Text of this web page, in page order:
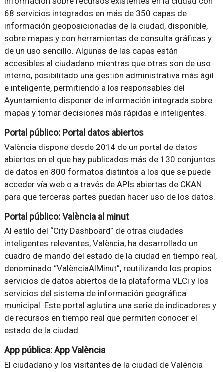
68 servicios integrados en más de 350 capas de
información geoposicionadas de la ciudad, disponible,
sobre mapas y con herramientas de consulta gráficas y
de un uso sencillo. Algunas de las capas están
accesibles al ciudadano mientras que otras son de uso
interno, posibilitado una gestión administrativa más ágil
e inteligente, permitiendo a los responsables del
Ayuntamiento disponer de información integrada sobre
mapas y tomar decisiones más rápidas e inteligentes.
Portal público: Portal datos abiertos
València dispone desde 2014 de un portal de datos
abiertos en el que hay publicados más de 130 conjuntos
de datos en 800 formatos distintos a los que se puede
acceder vía web o a través de APIs abiertas de CKAN
para que terceras partes puedan hacer uso de los datos.
Portal público: València al minut
Al estilo del “City Dashboard” de otras ciudades
inteligentes relevantes, València, ha desarrollado un
cuadro de mando del estado de la ciudad en tiempo real,
denominado “ValènciaAlMinut”, reutilizando los propios
servicios de datos abiertos de la plataforma VLCi y los
servicios del sistema de información geográfica
municipal. Este portal aglutina una serie de indicadores y
de recursos en tiempo real que permiten conocer el
estado de la ciudad.
App pública: App València
El ciudadano y los visitantes de la ciudad de València